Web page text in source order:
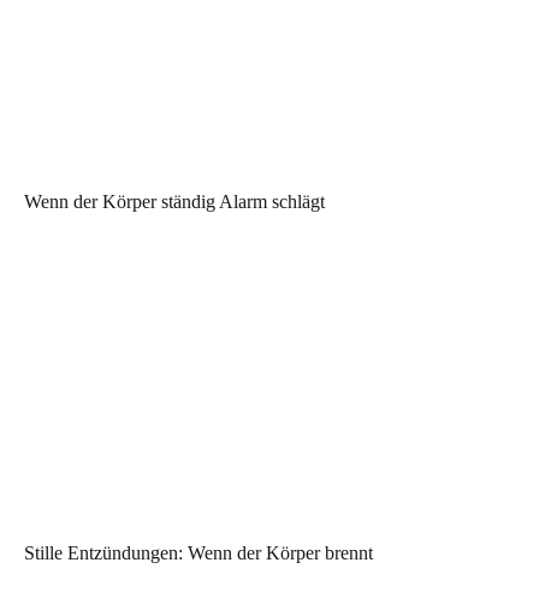
Wenn der Körper ständig Alarm schlägt
Stille Entzündungen: Wenn der Körper brennt